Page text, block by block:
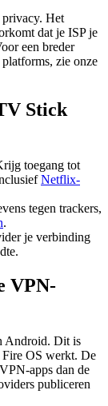
privacy. Het
dat je ISP je
een breder
zie onze
Stick
toegang tot
Netflix-
tegen trackers,
.
je verbinding
VPN-
Android. Dit is
OS werkt. De
apps dan de
publiceren